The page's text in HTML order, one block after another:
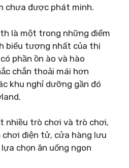
chưa được phát minh.
là một trong những điểm
biểu tượng nhất của thị
phần ồn ào và hào
chắn thoải mái hơn
khu nghỉ dưỡng gần đó
nhiều trò chơi và trò chơi,
điện tử, cửa hàng lưu
chọn ăn uống ngon